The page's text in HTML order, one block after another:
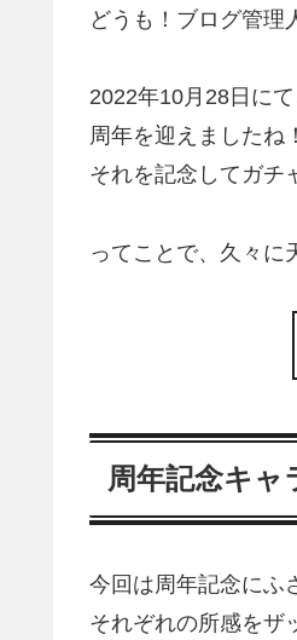
どうも！ブログ管理
2022年10月28日に
周年を迎えましたね！
それを記念してガチ
ってことで、久々に
周年記念キャ
今回は周年記念にふ
それぞれの所感をザ